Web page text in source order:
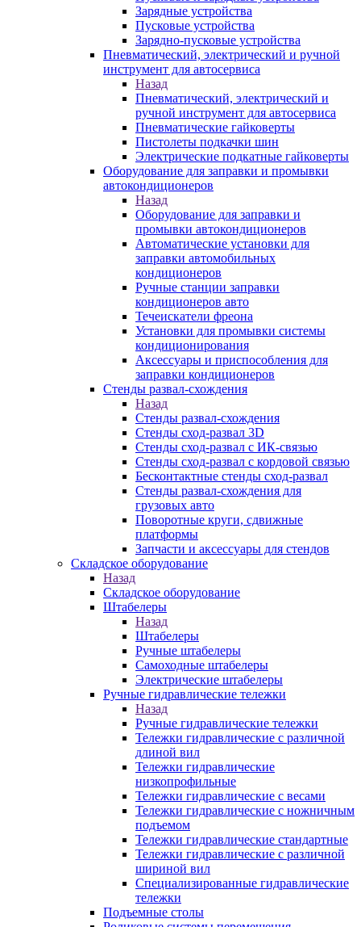
Зарядные устройства
Пусковые устройства
Зарядно-пусковые устройства
Пневматический, электрический и ручной
инструмент для автосервиса
Назад
Пневматический, электрический и
ручной инструмент для автосервиса
Пневматические гайковерты
Пистолеты подкачки шин
Электрические подкатные гайковерты
Оборудование для заправки и промывки
автокондиционеров
Назад
Оборудование для заправки и
промывки автокондиционеров
Автоматические установки для
заправки автомобильных
кондиционеров
Ручные станции заправки
кондиционеров авто
Течеискатели фреона
Установки для промывки системы
кондиционирования
Аксессуары и приспособления для
заправки кондиционеров
Стенды развал-схождения
Назад
Стенды развал-схождения
Стенды сход-развал 3D
Стенды сход-развал с ИК-связью
Стенды сход-развал с кордовой связью
Бесконтактные стенды сход-развал
Стенды развал-схождения для
грузовых авто
Поворотные круги, сдвижные
платформы
Запчасти и аксессуары для стендов
Складское оборудование
Назад
Складское оборудование
Штабелеры
Назад
Штабелеры
Ручные штабелеры
Самоходные штабелеры
Электрические штабелеры
Ручные гидравлические тележки
Назад
Ручные гидравлические тележки
Тележки гидравлические с различной
длиной вил
Тележки гидравлические
низкопрофильные
Тележки гидравлические с весами
Тележки гидравлические с ножничным
подъемом
Тележки гидравлические стандартные
Тележки гидравлические с различной
шириной вил
Специализированные гидравлические
тележки
Подъемные столы